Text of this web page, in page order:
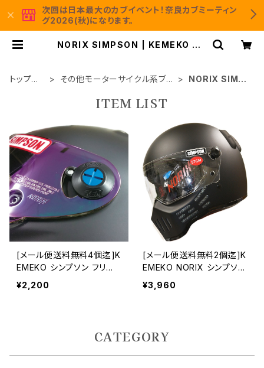
次回は日本最大のカブイベント！奈良カブミーティン
グ2026(秋)になります。
NORIX SIMPSON | KEMEKO Mo
トップペ
その他モーターサイクル系ブラ
NORIX SIMP
ITEM LIST
[メール便送料無料4個迄]K
EMEKO シンプソン フリー
ストップシールド用 アルミ
スクリュー ケメコ SIMPSO
¥2,200
[メール便送料無料2個迄]K
EMEKO NORIX シンプソン
へメット用 レインスポイラー
フィン ケメコ
¥3,960
CATEGORY